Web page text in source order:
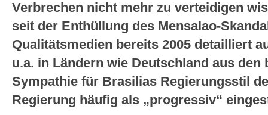
Verbrechen nicht mehr zu verteidigen
seit der Enthüllung des Mensalao-
Qualitätsmedien bereits 2005 detailliert
u.a. in Ländern wie Deutschland aus den
Sympathie für Brasilias Regierungsstil
Regierung häufig als „progressiv“